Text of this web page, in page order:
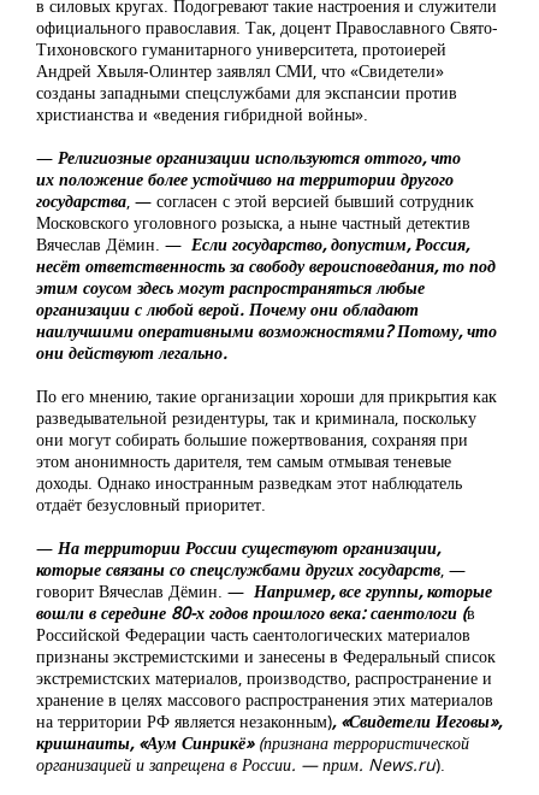
в силовых кругах. Подогревают такие настроения и служители
официального православия. Так, доцент Православного Свято-
Тихоновского гуманитарного университета, протоиерей
Андрей Хвыля-Олинтер заявлял СМИ, что «Свидетели»
созданы западными спецслужбами для экспансии против
христианства и «ведения гибридной войны».
— Религиозные организации используются оттого, что
их положение более устойчиво на территории другого
государства, — согласен с этой версией бывший сотрудник
Московского уголовного розыска, а ныне частный детектив
Вячеслав Дёмин. — Если государство, допустим, Россия,
несёт ответственность за свободу вероисповедания, то под
этим соусом здесь могут распространяться любые
организации с любой верой. Почему они обладают
наилучшими оперативными возможностями? Потому, что
они действуют легально.
По его мнению, такие организации хороши для прикрытия как
разведывательной резидентуры, так и криминала, поскольку
они могут собирать большие пожертвования, сохраняя при
этом анонимность дарителя, тем самым отмывая теневые
доходы. Однако иностранным разведкам этот наблюдатель
отдаёт безусловный приоритет.
— На территории России существуют организации,
которые связаны со спецслужбами других государств, —
говорит Вячеслав Дёмин. — Например, все группы, которые
вошли в середине 80-х годов прошлого века: саентологи (в
Российской Федерации часть саентологических материалов
признаны экстремистскими и занесены в Федеральный список
экстремистских материалов, производство, распространение и
хранение в целях массового распространения этих материалов
на территории РФ является незаконным), «Свидетели Иеговы»,
кришнаиты, «Аум Синрикё» (признана террористической
организацией и запрещена в России. — прим. News.ru).